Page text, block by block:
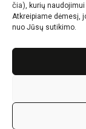
čia), kurių
Atkreipiame dėmesį,
nuo Jūsų sutikimo.
Pirkimo sąlygos
Prekių pristatymo /
RENSON© -unikalūs
Gyvenimas lauke
Idėjos, kaip suskurti